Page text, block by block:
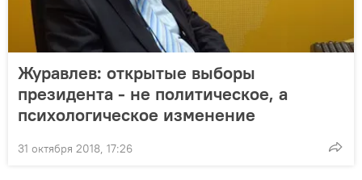
Журавлев: открытые выборы
президента - не политическое, а
психологическое изменение
31 октября 2018, 17:26